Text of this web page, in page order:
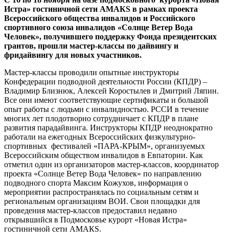
Истра» гостиничной сети АМАКS в рамках проекта
Всероссийского общества инвалидов и Российского
спортивного союза инвалидов «Солнце Ветер Вода
Человек», получившего поддержку Фонда президентских
грантов, прошли мастер-классы по дайвингу и
фридайвингу для новых участников.
Мастер-классы проводили опытные инструкторы
Конфедерации подводной деятельности России (КПДР) –
Владимир Близнюк, Алексей Коростылев и Дмитрий Ляпин.
Все они имеют соответствующие сертификаты и большой
опыт работы с людьми с инвалидностью. РССИ в течение
многих лет плодотворно сотрудничает с КПДР в плане
развития парадайвинга. Инструкторы КПДР неоднократно
работали на ежегодных Всероссийских физкультурно-
спортивных фестивалей «ПАРА-КРЫМ», организуемых
Всероссийским обществом инвалидов в Евпатории. Как
отметил один из организаторов мастер-классов, координатор
проекта «Солнце Ветер Вода Человек» по направлению
подводного спорта Максим Кожухов, информация о
мероприятии распространялась по социальным сетям и
региональным организациям ВОИ. Свои площадки для
проведения мастер-классов предоставил недавно
открывшийся в Подмосковье курорт «Новая Истра»
гостиничной сети АМАКS.